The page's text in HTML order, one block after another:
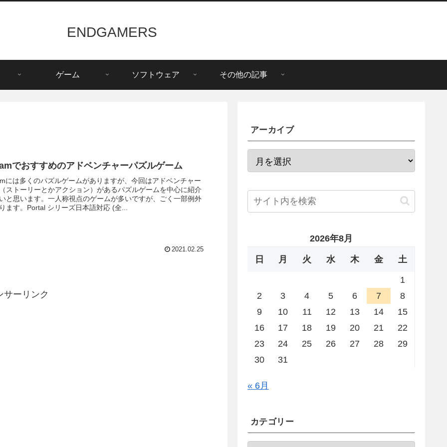
ENDGAMERS
ゲーム ソフトウェア その他の記事
でおすすめのアドベンチャーパズルゲーム
には多くのパズルゲームがありますが、今回はアドベンチャー
ストーリーとかアクション）があるパズルゲームを中心に紹介
と思います。一人称視点のゲームが多いですが、ごく一部例外
ます。Portal シリーズ日本語対応 (全...
2021.02.25
サーリンク
アーカイブ
2026年8月
日 月 火 水 木 金 土
1
2
3 4 5 6 7
8
9
10 11 12 13 14
15
16
17 18 19 20 21
22
23
24 25 26 27 28
29
30
31
« 6月
カテゴリー